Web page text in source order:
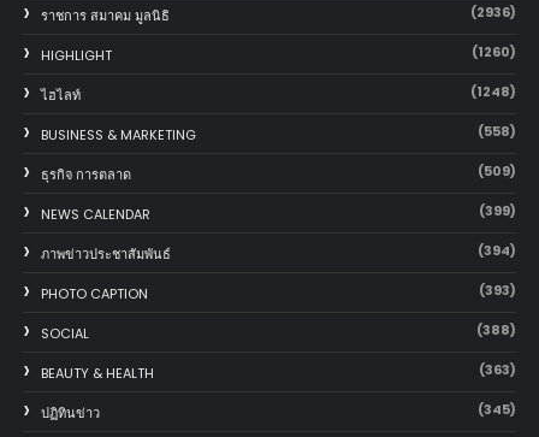
ราชการ สมาคม มูลนิธิ (2936)
HIGHLIGHT (1260)
ไฮไลท์ (1248)
BUSINESS & MARKETING (558)
ธุรกิจ การตลาด (509)
NEWS CALENDAR (399)
ภาพข่าวประชาสัมพันธ์ (394)
PHOTO CAPTION (393)
SOCIAL (388)
BEAUTY & HEALTH (363)
ปฏิทินข่าว (345)